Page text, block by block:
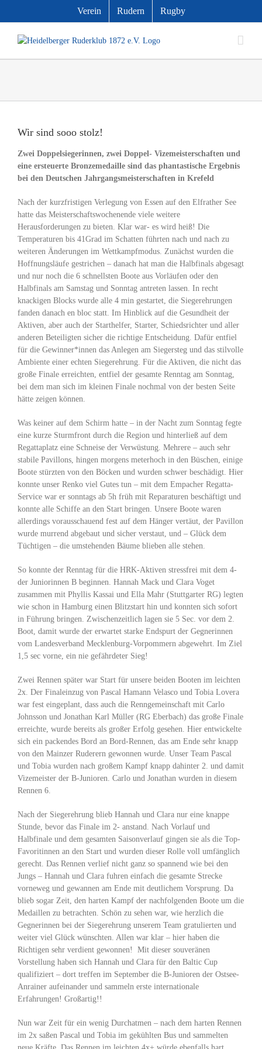
Verein Rudern Rugby
Bild
Wir sind sooo stolz!
Zwei Doppelsiegerinnen, zwei Doppel- Vizemeisterschaften und
eine ersteuerte Bronzemedaille sind das phantastische Ergebnis
bei den Deutschen Jahrgangsmeisterschaften in Krefeld
Nach der kurzfristigen Verlegung von Essen auf den Elfrather See
hatte das Meisterschaftswochenende viele weitere
Herausforderungen zu bieten. Klar war- es wird heiß! Die
Temperaturen bis 41Grad im Schatten führten nach und nach zu
weiteren Änderungen im Wettkampfmodus. Zunächst wurden die
Hoffnungsläufe gestrichen – danach hat man die Halbfinals abgesagt
und nur noch die 6 schnellsten Boote aus Vorläufen oder den
Halbfinals am Samstag und Sonntag antreten lassen. In recht
knackigen Blocks wurde alle 4 min gestartet, die Siegerehrungen
fanden danach en bloc statt. Im Hinblick auf die Gesundheit der
Aktiven, aber auch der Starthelfer, Starter, Schiedsrichter und aller
anderen Beteiligten sicher die richtige Entscheidung. Dafür entfiel
für die Gewinner*innen das Anlegen am Siegersteg und das stilvolle
Ambiente einer echten Siegerehrung. Für die Aktiven, die nicht das
große Finale erreichten, entfiel der gesamte Renntag am Sonntag,
bei dem man sich im kleinen Finale nochmal von der besten Seite
hätte zeigen können.
Was keiner auf dem Schirm hatte – in der Nacht zum Sonntag fegte
eine kurze Sturmfront durch die Region und hinterließ auf dem
Regattaplatz eine Schneise der Verwüstung. Mehrere – auch sehr
stabile Pavillons, hingen morgens meterhoch in den Büschen, einige
Boote stürzten von den Böcken und wurden schwer beschädigt. Hier
konnte unser Renko viel Gutes tun – mit dem Empacher Regatta-
Service war er sonntags ab 5h früh mit Reparaturen beschäftigt und
konnte alle Schiffe an den Start bringen. Unsere Boote waren
allerdings vorausschauend fest auf dem Hänger vertäut, der Pavillon
wurde murrend abgebaut und sicher verstaut, und – Glück dem
Tüchtigen – die umstehenden Bäume blieben alle stehen.
So konnte der Renntag für die HRK-Aktiven stressfrei mit dem 4-
der Juniorinnen B beginnen. Hannah Mack und Clara Voget
zusammen mit Phyllis Kassai und Ella Mahr (Stuttgarter RG) legten
wie schon in Hamburg einen Blitzstart hin und konnten sich sofort
in Führung bringen. Zwischenzeitlich lagen sie 5 Sec. vor dem 2.
Boot, damit wurde der erwartet starke Endspurt der Gegnerinnen
vom Landesverband Mecklenburg-Vorpommern abgewehrt. Im Ziel
1,5 sec vorne, ein nie gefährdeter Sieg!
Zwei Rennen später war Start für unsere beiden Booten im leichten
2x. Der Finaleinzug von Pascal Hamann Velasco und Tobia Lovera
war fest eingeplant, dass auch die Renngemeinschaft mit Carlo
Johnsson und Jonathan Karl Müller (RG Eberbach) das große Finale
erreichte, wurde bereits als großer Erfolg gesehen. Hier entwickelte
sich ein packendes Bord an Bord-Rennen, das am Ende sehr knapp
von den Mainzer Ruderern gewonnen wurde. Unser Team Pascal
und Tobia wurden nach großem Kampf knapp dahinter 2. und damit
Vizemeister der B-Junioren. Carlo und Jonathan wurden in diesem
Rennen 6.
Nach der Siegerehrung blieb Hannah und Clara nur eine knappe
Stunde, bevor das Finale im 2- anstand. Nach Vorlauf und
Halbfinale und dem gesamten Saisonverlauf gingen sie als die Top-
Favoritinnen an den Start und wurden dieser Rolle voll umfänglich
gerecht. Das Rennen verlief nicht ganz so spannend wie bei den
Jungs – Hannah und Clara fuhren einfach die gesamte Strecke
vorneweg und gewannen am Ende mit deutlichem Vorsprung. Da
blieb sogar Zeit, den harten Kampf der nachfolgenden Boote um die
Medaillen zu betrachten. Schön zu sehen war, wie herzlich die
Gegnerinnen bei der Siegerehrung unserem Team gratulierten und
weiter viel Glück wünschten. Allen war klar – hier haben die
Richtigen sehr verdient gewonnen! Mit dieser souveränen
Vorstellung haben sich Hannah und Clara für den Baltic Cup
qualifiziert – dort treffen im September die B-Junioren der Ostsee-
Anrainer aufeinander und sammeln erste internationale
Erfahrungen! Großartig!!
Nun war Zeit für ein wenig Durchatmen – nach dem harten Rennen
im 2x saßen Pascal und Tobia im gekühlten Bus und sammelten